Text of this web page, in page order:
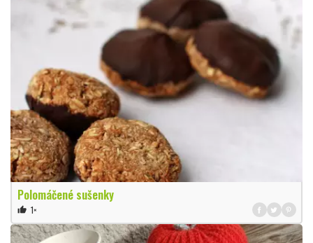
Polomáčené sušenky
thumb_up 1×